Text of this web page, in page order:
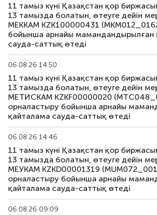
US183_2710 US91282CLQ23
US184_2810 US91282CDF59
US185_2610
US186_2610 US912797SK41
US189_2610 US91282CJC64
US190_2612 US91282CJP77
US191_2806 US91282CCH25
US193_2612 US912797TC16
US194_2609 US91282CLP40
11 тамыз күні Қазақстан қор
13 тамызда болатын, өтеуге дейін
МЕККАМ KZK100000431
бойынша арнайы мамандандырылған
сауда-саттық өтеді
06.08.26 14:50
11 тамыз күні Қазақстан қор
13 тамызда болатын, өтеуге дейін
МЕТИСКАМ KZKF00000020
орналастыру бойынша арнайы
қайталама сауда-саттық өтеді
06.08.26 14:46
11 тамыз күні Қазақстан қор
13 тамызда болатын, өтеуге дейін
МЕУКАМ KZKD00001319
орналастыру бойынша арнайы
қайталама сауда-саттық өтеді
06.08.26 09:09